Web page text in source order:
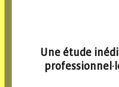
Une étude